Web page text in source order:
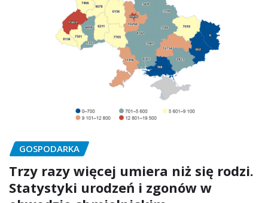
GOSPODARKA
Trzy razy więcej umiera niż się rodzi.
Statystyki urodzeń i zgonów w